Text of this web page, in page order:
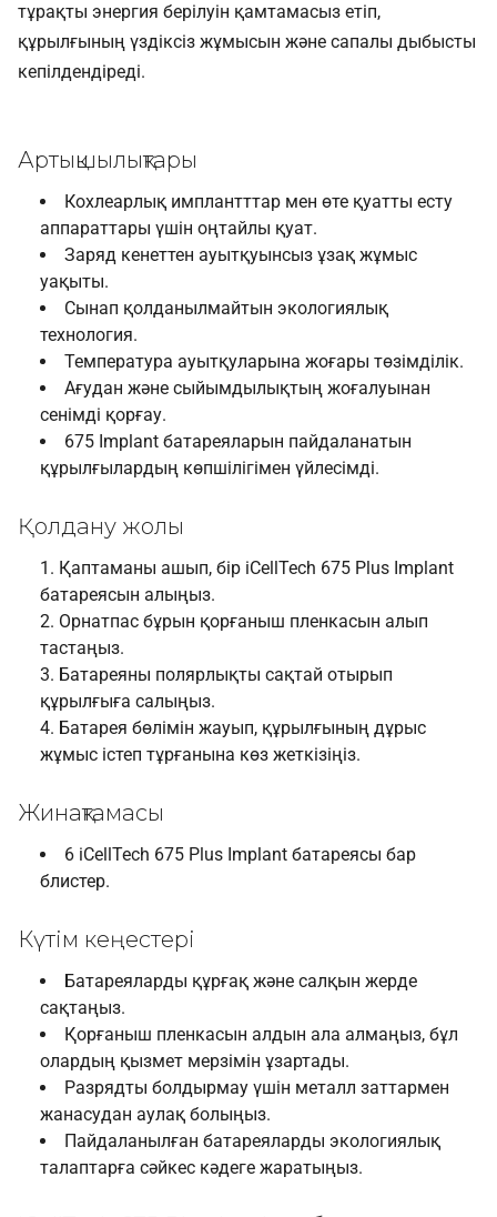
тұрақты энергия берілуін қамтамасыз етіп,
құрылғының үздіксіз жұмысын және сапалы дыбысты
кепілдендіреді.
Артықшылықтары
Кохлеарлық имплантттар мен өте қуатты есту
аппараттары үшін оңтайлы қуат.
Заряд кенеттен ауытқуынсыз ұзақ жұмыс
уақыты.
Сынап қолданылмайтын экологиялық
технология.
Температура ауытқуларына жоғары төзімділік.
Ағудан және сыйымдылықтың жоғалуынан
сенімді қорғау.
675 Implant батареяларын пайдаланатын
құрылғылардың көпшілігімен үйлесімді.
Қолдану жолы
Қаптаманы ашып, бір iCellTech 675 Plus Implant
батареясын алыңыз.
Орнатпас бұрын қорғаныш пленкасын алып
тастаңыз.
Батареяны полярлықты сақтай отырып
құрылғыға салыңыз.
Батарея бөлімін жауып, құрылғының дұрыс
жұмыс істеп тұрғанына көз жеткізіңіз.
Жинақтамасы
6 iCellTech 675 Plus Implant батареясы бар
блистер.
Күтім кеңестері
Батареяларды құрғақ және салқын жерде
сақтаңыз.
Қорғаныш пленкасын алдын ала алмаңыз, бұл
олардың қызмет мерзімін ұзартады.
Разрядты болдырмау үшін металл заттармен
жанасудан аулақ болыңыз.
Пайдаланылған батареяларды экологиялық
талаптарға сәйкес кәдеге жаратыңыз.